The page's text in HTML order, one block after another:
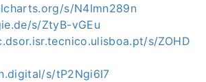
s/N4Imn289n
s/ZtyB-vGEu
s/ZOHD
s/tP2Ngi6I7